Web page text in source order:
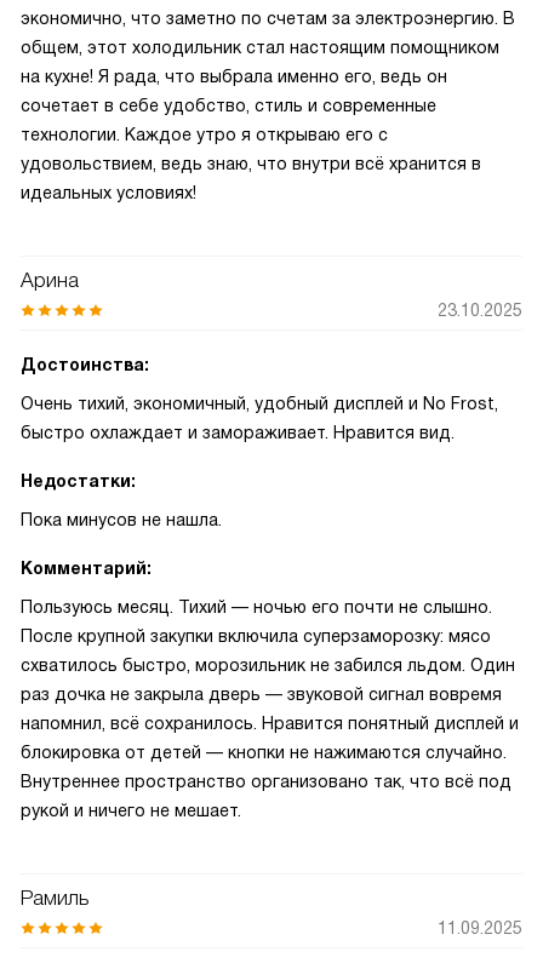
экономично, что заметно по счетам за электроэнергию. В
общем, этот холодильник стал настоящим помощником
на кухне! Я рада, что выбрала именно его, ведь он
сочетает в себе удобство, стиль и современные
технологии. Каждое утро я открываю его с
удовольствием, ведь знаю, что внутри всё хранится в
идеальных условиях!
Арина
23.10.2025
Достоинства:
Очень тихий, экономичный, удобный дисплей и No Frost,
быстро охлаждает и замораживает. Нравится вид.
Недостатки:
Пока минусов не нашла.
Комментарий:
Пользуюсь месяц. Тихий — ночью его почти не слышно.
После крупной закупки включила суперзаморозку: мясо
схватилось быстро, морозильник не забился льдом. Один
раз дочка не закрыла дверь — звуковой сигнал вовремя
напомнил, всё сохранилось. Нравится понятный дисплей и
блокировка от детей — кнопки не нажимаются случайно.
Внутреннее пространство организовано так, что всё под
рукой и ничего не мешает.
Рамиль
11.09.2025